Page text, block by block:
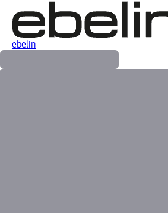
ebelin